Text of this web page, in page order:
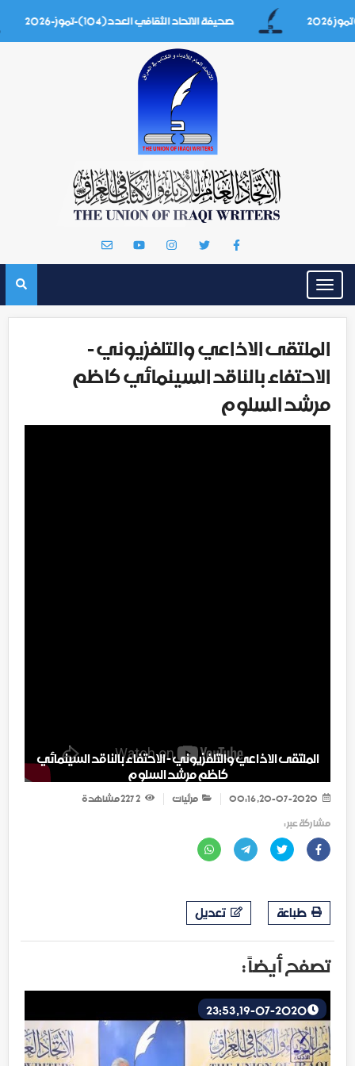
صحيفة الاتحاد الثقافي العدد(104)-تموز-2026
Toggle
navigation
الملتقى الاذاعي والتلفزيوني -
الاحتفاء بالناقد السينمائي كاظم
مرشد السلوم
الملتقى الاذاعي والتلفزيوني - الاحتفاء بالناقد السينمائي
كاظم مرشد السلوم
مرئيات 2 227
مشاهدة
مشاركة عبر :
طباعة تعديل
تصفح أيضاً :